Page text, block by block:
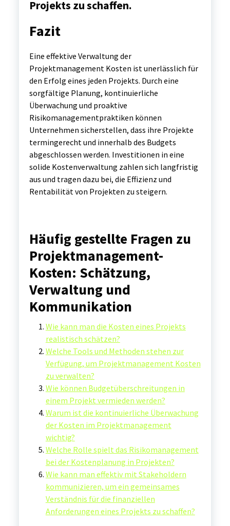
Projekts zu schaffen.
Fazit
Eine effektive Verwaltung der
Projektmanagement Kosten ist unerlässlich für
den Erfolg eines jeden Projekts. Durch eine
sorgfältige Planung, kontinuierliche
Überwachung und proaktive
Risikomanagementpraktiken können
Unternehmen sicherstellen, dass ihre Projekte
termingerecht und innerhalb des Budgets
abgeschlossen werden. Investitionen in eine
solide Kostenverwaltung zahlen sich langfristig
aus und tragen dazu bei, die Effizienz und
Rentabilität von Projekten zu steigern.
Häufig gestellte Fragen zu
Projektmanagement-
Kosten: Schätzung,
Verwaltung und
Kommunikation
Wie kann man die Kosten eines Projekts
realistisch schätzen?
Welche Tools und Methoden stehen zur
Verfügung, um Projektmanagement Kosten
zu verwalten?
Wie können Budgetüberschreitungen in
einem Projekt vermieden werden?
Warum ist die kontinuierliche Überwachung
der Kosten im Projektmanagement
wichtig?
Welche Rolle spielt das Risikomanagement
bei der Kostenplanung in Projekten?
Wie kann man effektiv mit Stakeholdern
kommunizieren, um ein gemeinsames
Verständnis für die finanziellen
Anforderungen eines Projekts zu schaffen?